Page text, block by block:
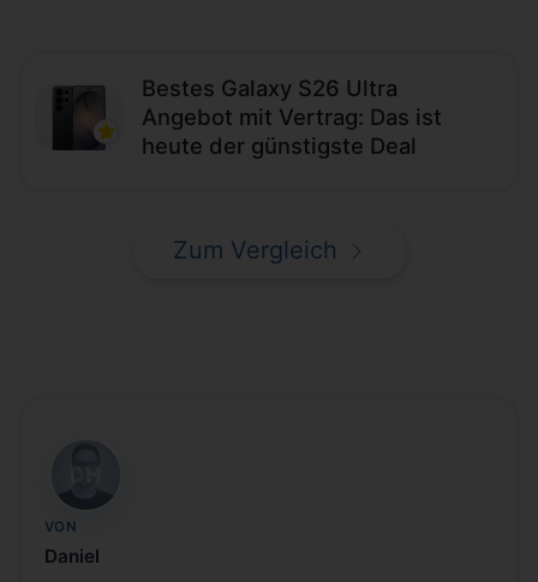
Bestes Galaxy S26 Ultra
Angebot mit Vertrag: Das ist
heute der günstigste Deal
Zum Vergleich
DH
VON
Daniel